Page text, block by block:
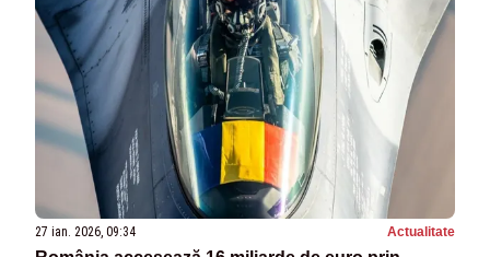
27 ian. 2026, 09:34 Actualitate